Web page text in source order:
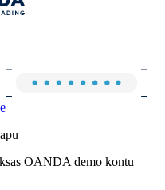
OANDA demo kontu